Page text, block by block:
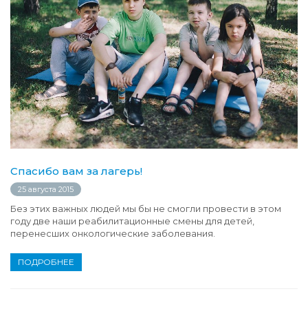
Спасибо вам за лагерь!
25 августа 2015
Без этих важных людей мы бы не смогли провести в этом
году две наши реабилитационные смены для детей,
перенесших онкологические заболевания.
ПОДРОБНЕЕ